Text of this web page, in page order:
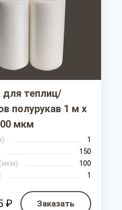
для теплиц/
полурукав 1 м х
мкм
1
150
100
1
₽ Заказать